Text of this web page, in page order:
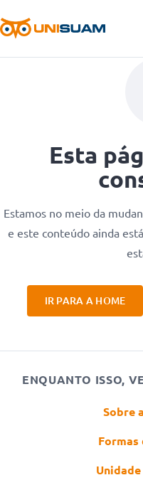
Esta
Estamos no meio da
e este conteúdo ainda
IR PARA A HOME
ENQUANTO ISSO,
Sobre
Formas